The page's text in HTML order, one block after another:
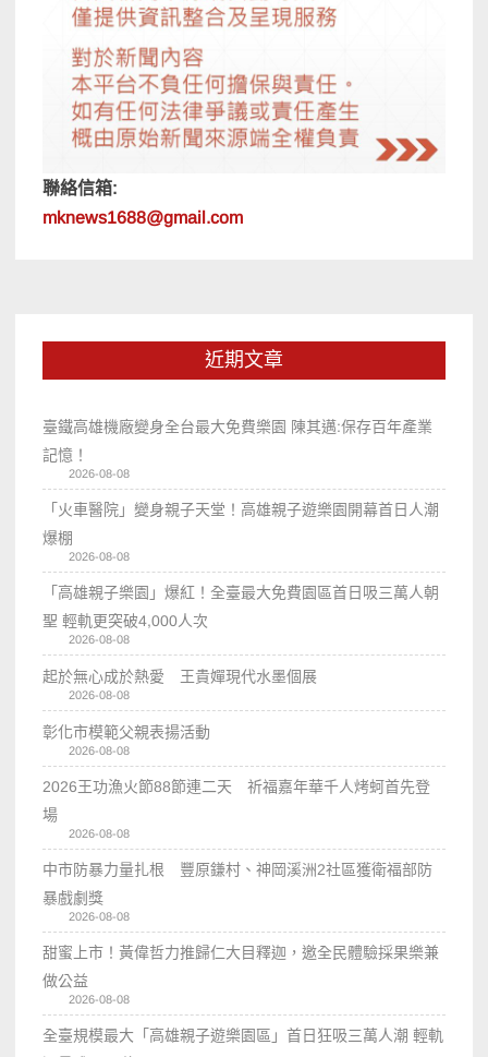
聯絡信箱:
mknews1688@gmail.com
近期文章
臺鐵高雄機廠變身全台最大免費樂園 陳其邁:保存百年產業
記憶！
2026-08-08
「火車醫院」變身親子天堂！高雄親子遊樂園開幕首日人潮
爆棚
2026-08-08
「高雄親子樂園」爆紅！全臺最大免費園區首日吸三萬人朝
聖 輕軌更突破4,000人次
2026-08-08
起於無心成於熱愛 王貴嬋現代水墨個展
2026-08-08
彰化市模範父親表揚活動
2026-08-08
2026王功漁火節88節連二天 祈福嘉年華千人烤蚵首先登
場
2026-08-08
中市防暴力量扎根 豐原鎌村、神岡溪洲2社區獲衛福部防
暴戲劇獎
2026-08-08
甜蜜上市！黃偉哲力推歸仁大目釋迦，邀全民體驗採果樂兼
做公益
2026-08-08
全臺規模最大「高雄親子遊樂園區」首日狂吸三萬人潮 輕軌